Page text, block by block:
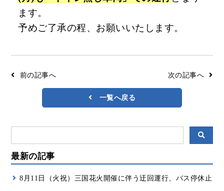
路線検索
ます。
予めご了承の程、お願いいたします。
前の記事へ 次の記事へ
一覧へ戻る
最新の記事
8月11日（火祝）三国花火開催に伴う迂回運行、バス停休止